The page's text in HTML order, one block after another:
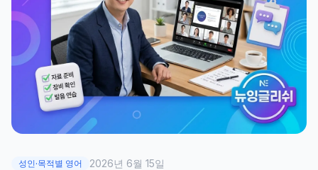
성인·목적별 영어 2026년 6월 15일